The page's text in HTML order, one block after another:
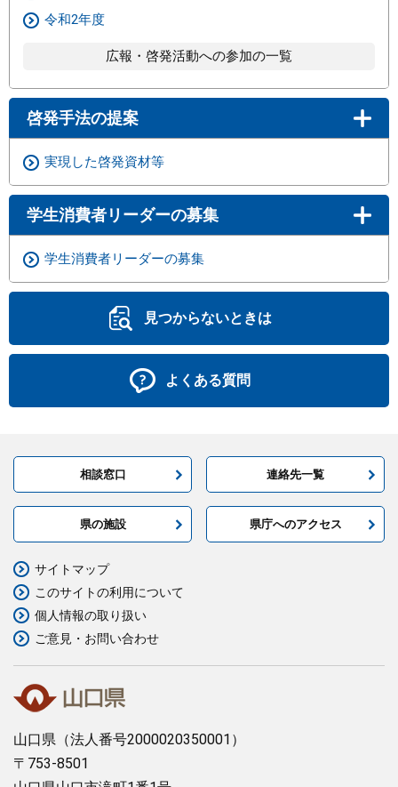
令和2年度
広報・啓発活動への参加の一覧
啓発手法の提案
実現した啓発資材等
学生消費者リーダーの募集
学生消費者リーダーの募集
見つからないときは
よくある質問
相談窓口 連絡先一覧
県の施設 県庁へのアクセス
山口県 （法人番号2000020350001）
〒753-8501
サイトマップ
このサイトの利用について
個人情報の取り扱い
ご意見・お問い合わせ